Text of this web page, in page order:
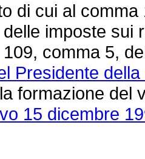
cui al comma
imposte sui
comma 5,
Presidente
formazione del
15 dicembre